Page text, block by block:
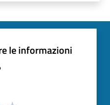
le informazioni